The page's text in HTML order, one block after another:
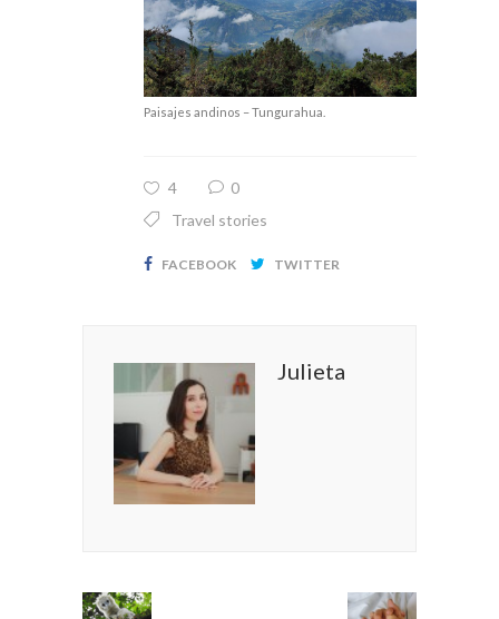
Paisajes andinos – Tungurahua.
4
0
Travel stories
FACEBOOK TWITTER
Julieta